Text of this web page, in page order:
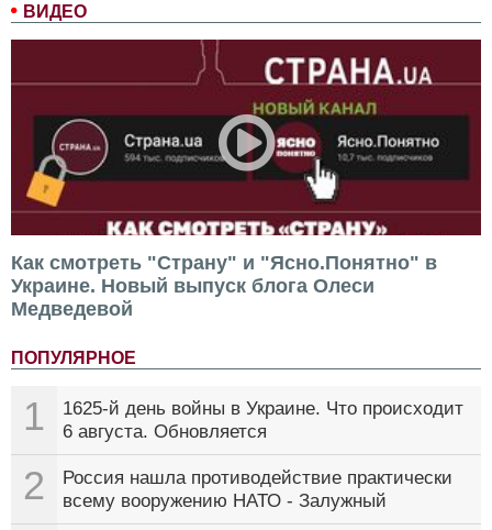
ВИДЕО
Как смотреть "Страну" и "Ясно.Понятно" в
Украине. Новый выпуск блога Олеси
Медведевой
ПОПУЛЯРНОЕ
1
1625-й день войны в Украине. Что происходит
6 августа. Обновляется
2
Россия нашла противодействие практически
всему вооружению НАТО - Залужный